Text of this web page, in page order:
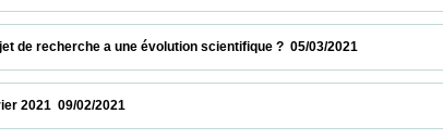
sujet de recherche a une évolution scientifique ?  05/03/2021
février 2021  09/02/2021